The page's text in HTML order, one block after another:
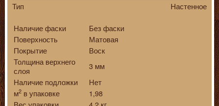
Тип
Настенное
Наличие фаски
Без фаски
Поверхность
Матовая
Покрытие
Воск
Толщина верхнего
слоя
3 мм
Наличие подложки
Нет
м2 в упаковке
1,98